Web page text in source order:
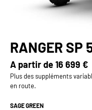
RANGER SP
A partir de16 699 €
Plus des suppléments
en route.
SAGE GREEN